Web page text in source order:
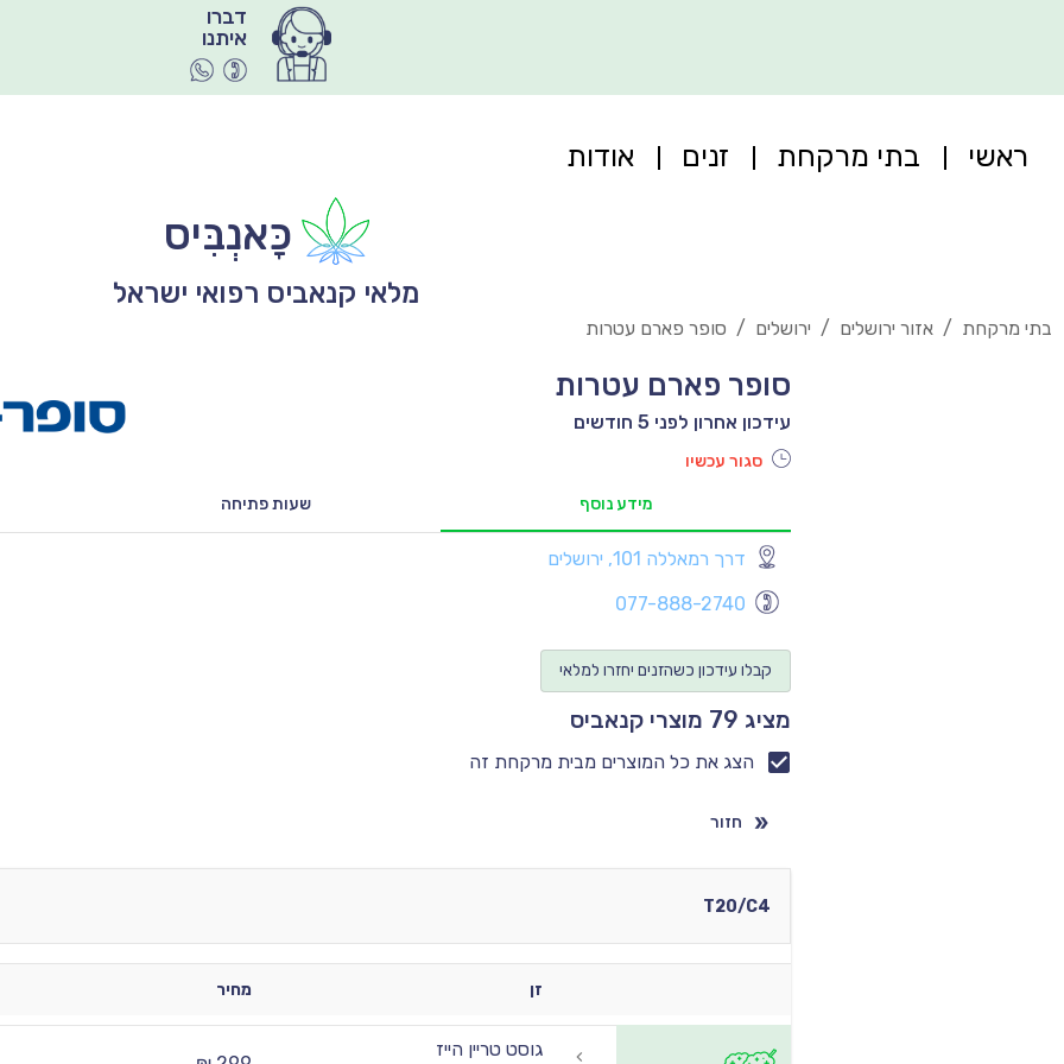
איתנו
ראשי בתי מרקחת זנים אודות
כָּאנְבִּיס
מלאי קנאביס רפואי ישראל
בתי מרקחת / אזור ירושלים / ירושלים / סופר פארם עטרות
סופר פארם עטרות
עידכון אחרון לפני 5 חודשים
סגור עכשיו
מידע נוסף שעות פתיחה
דרך רמאללה 101, ירושלים
077-888-2740
קבלו עידכון כשהזנים יחזרו למלאי
מציג 79 מוצרי קנאביס
הצג את כל המוצרים מבית מרקחת זה
חזור
T20/C4
זן מחיר
גוסט טריין הייז